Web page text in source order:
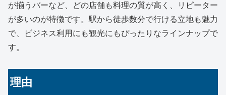
が揃うバーなど、どの店舗も料理の質が高く、リピーター
が多いのが特徴です。駅から徒歩数分で行ける立地も魅力
で、ビジネス利用にも観光にもぴったりなラインナップで
す。
理由